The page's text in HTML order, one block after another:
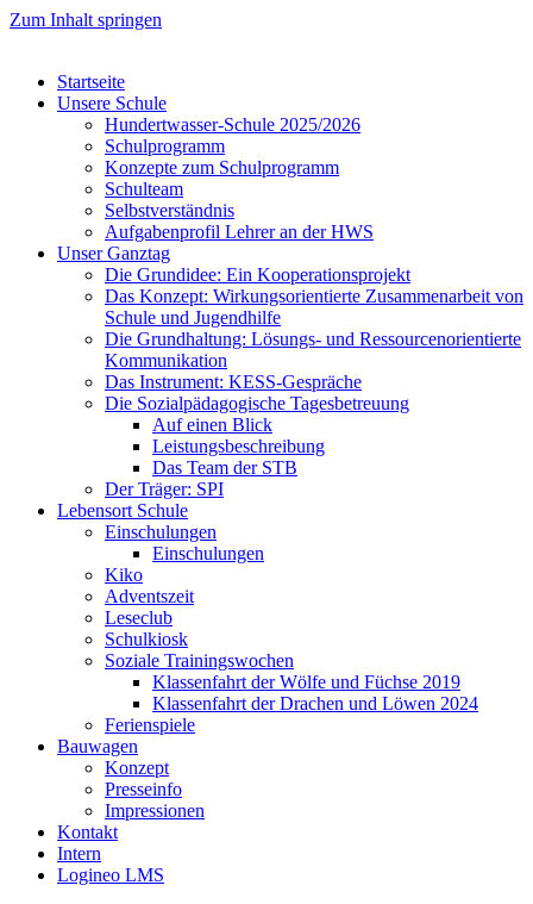
Zum Inhalt springen
Startseite
Unsere Schule
Hundertwasser-Schule 2025/2026
Schulprogramm
Konzepte zum Schulprogramm
Schulteam
Selbst­ver­ständ­nis
Aufgabenprofil Lehrer an der HWS
Unser Ganztag
Die Grundidee: Ein Kooperationsprojekt
Das Konzept: Wirkungsorientierte Zusammenarbeit von
Schule und Jugendhilfe
Die Grundhaltung: Lösungs- und Ressourcenorientierte
Kommunikation
Das Instrument: KESS-Gespräche
Die Sozialpädagogische Tagesbetreuung
Auf einen Blick
Leistungsbeschreibung
Das Team der STB
Der Träger: SPI
Lebensort Schule
Einschulungen
Einschulungen
Kiko
Adventszeit
Leseclub
Schulkiosk
Soziale Trainingswochen
Klassenfahrt der Wölfe und Füchse 2019
Klassenfahrt der Drachen und Löwen 2024
Ferienspiele
Bauwagen
Konzept
Presseinfo
Impressionen
Kontakt
Intern
Logineo LMS